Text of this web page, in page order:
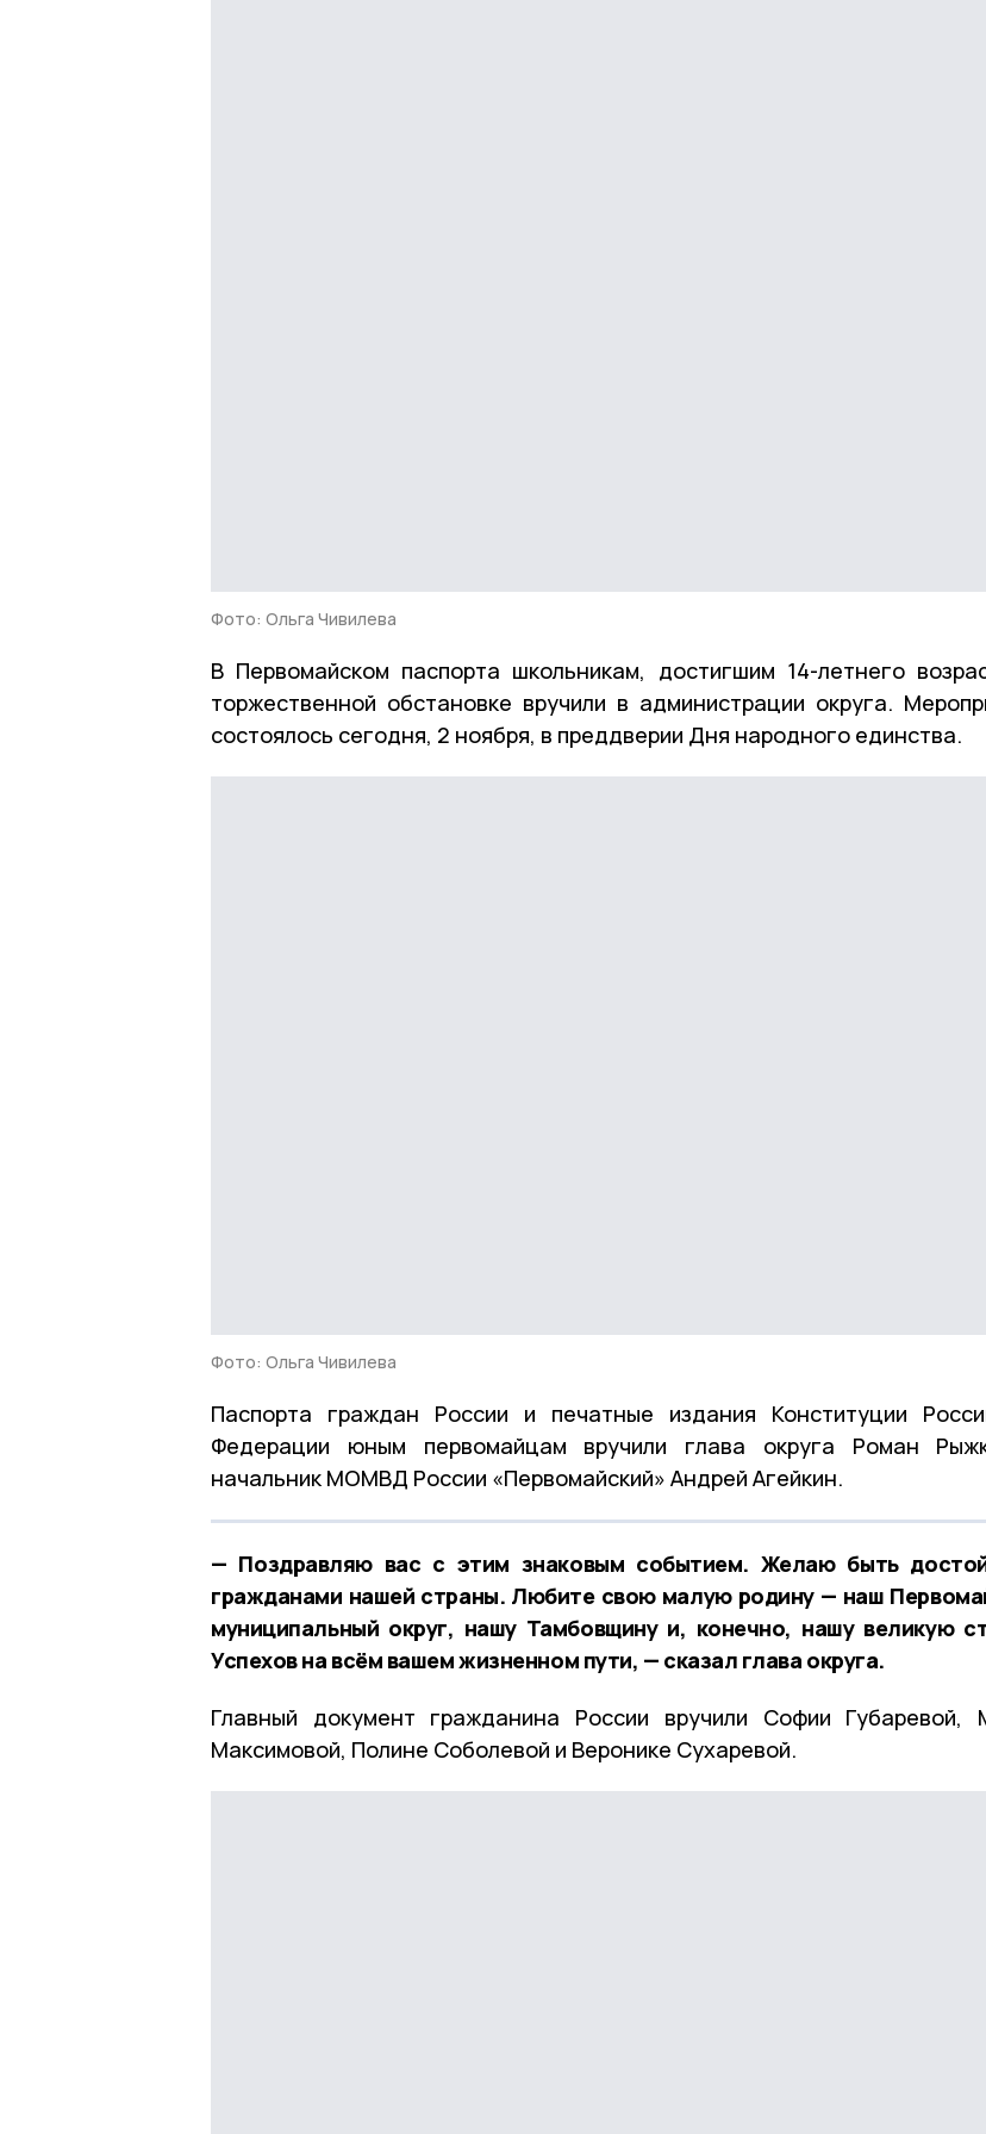
Фото: Ольга Чивилева
В Первомайском паспорта школьникам, достигшим 14-летнего
торжественной обстановке вручили в администрации округа.
состоялось сегодня, 2 ноября, в преддверии Дня народного единства.
Фото: Ольга Чивилева
Паспорта граждан России и печатные издания Конституции
Федерации юным первомайцам вручили глава округа Роман
начальник МОМВД России «Первомайский» Андрей Агейкин.
— Поздравляю вас с этим знаковым событием. Желаю быть
гражданами нашей страны. Любите свою малую родину — наш
муниципальный округ, нашу Тамбовщину и, конечно, нашу великую
Успехов на всём вашем жизненном пути, — сказал глава округа.
Главный документ гражданина России вручили Софии Губаревой,
Максимовой, Полине Соболевой и Веронике Сухаревой.